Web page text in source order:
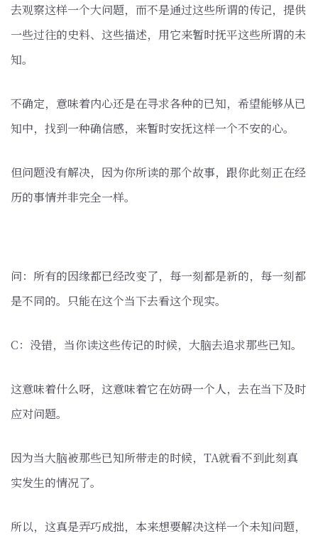
去观察这样一个大问题，而不是通过这些所谓的传记，提供
一些过往的史料、这些描述，用它来暂时抚平这些所谓的未
知。
不确定，意味着内心还是在寻求各种的已知，希望能够从已
知中，找到一种确信感，来暂时安抚这样一个不安的心。
但问题没有解决，因为你所读的那个故事，跟你此刻正在经
历的事情并非完全一样。
问：所有的因缘都已经改变了，每一刻都是新的，每一刻都
是不同的。只能在这个当下去看这个现实。
C：没错，当你读这些传记的时候，大脑去追求那些已知。
这意味着什么呀，这意味着它在妨碍一个人，去在当下及时
应对问题。
因为当大脑被那些已知所带走的时候，TA就看不到此刻真
实发生的情况了。
所以，这真是弄巧成拙，本来想要解决这样一个未知问题，